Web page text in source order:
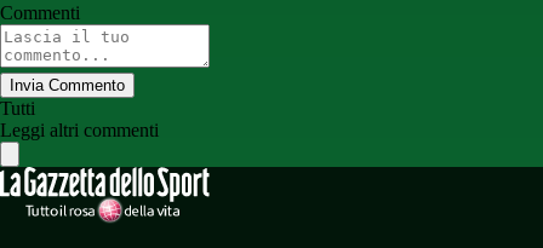
Commenti
Invia Commento
Tutti
Leggi altri commenti